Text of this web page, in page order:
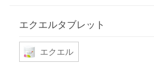
エクエルタブレット
エクエル